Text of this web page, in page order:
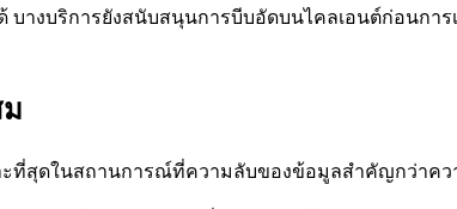
างบริการยังสนับสนุนการบีบอัดบนไคลเอนต์ก่อนกา
ม
าะที่สุดในสถานการณ์ที่ความลับของข้อมูลสำคัญกว่าค